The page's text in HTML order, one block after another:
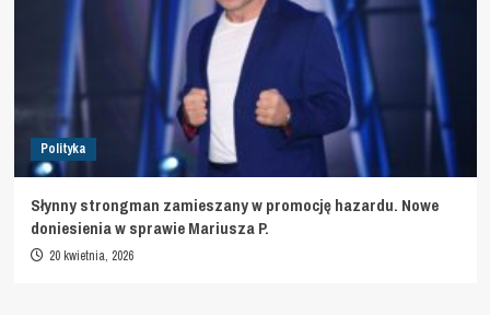
Polityka
Słynny strongman zamieszany w promocję hazardu. Nowe
doniesienia w sprawie Mariusza P.
20 kwietnia, 2026